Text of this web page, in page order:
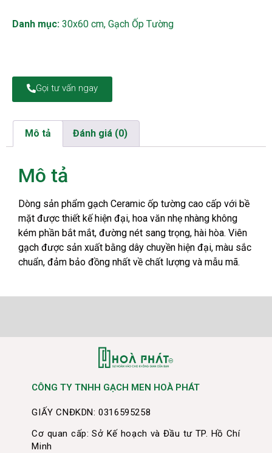
Danh mục: 30x60 cm, Gạch Ốp Tường
Gọi tư vấn ngay
Mô tả Đánh giá (0)
Mô tả
Dòng sản phẩm gạch Ceramic ốp tường cao cấp với bề
mặt được thiết kế hiện đại, hoa văn nhẹ nhàng không
kém phần bắt mắt, đường nét sang trọng, hài hòa. Viên
gạch được sản xuất bằng dây chuyền hiện đại, màu sắc
chuẩn, đảm bảo đồng nhất về chất lượng và mẫu mã.
CÔNG TY TNHH GẠCH MEN HOÀ PHÁT
GIẤY CNĐKDN: 0316595258
Cơ quan cấp: Sở Kế hoạch và Đầu tư TP. Hồ Chí
Minh